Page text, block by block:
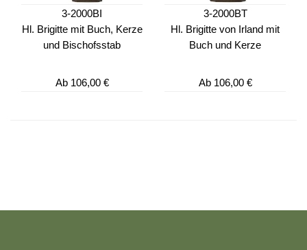
3-2000BI
Hl. Brigitte mit Buch, Kerze
und Bischofsstab
Ab106,00 €
3-2000BT
Hl. Brigitte von Irland mit
Buch und Kerze
Ab106,00 €